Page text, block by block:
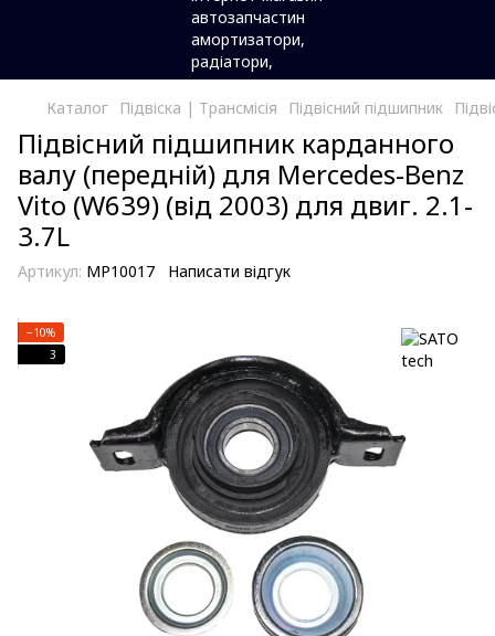
Каталог Підвіска | Трансмісія Підвісний підшипник
Підвісний підшипник карданного
валу (передній) для Mercedes-Benz
Vito (W639) (від 2003) для двиг. 2.1-
3.7L
Артикул: MP10017 Написати відгук
−10%
3